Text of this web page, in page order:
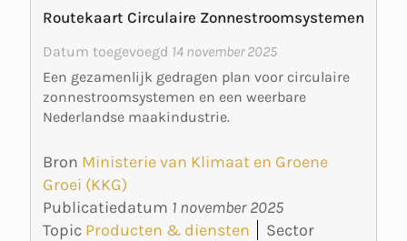
Routekaart Circulaire Zonnestroomsystemen
Datum toegevoegd 14 november 2025
Een gezamenlijk gedragen plan voor circulaire
zonnestroomsystemen en een weerbare
Nederlandse maakindustrie.
Bron Ministerie van Klimaat en Groene
Groei (KKG)
Publicatiedatum 1 november 2025
Topic Producten & diensten
Sector